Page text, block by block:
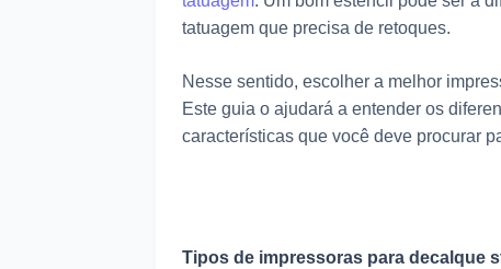
tatuagem que precisa de retoques.
Nesse sentido, escolher a melhor
Este guia o ajudará a entender os
características que você deve procurar
Tipos de impressoras para decalque